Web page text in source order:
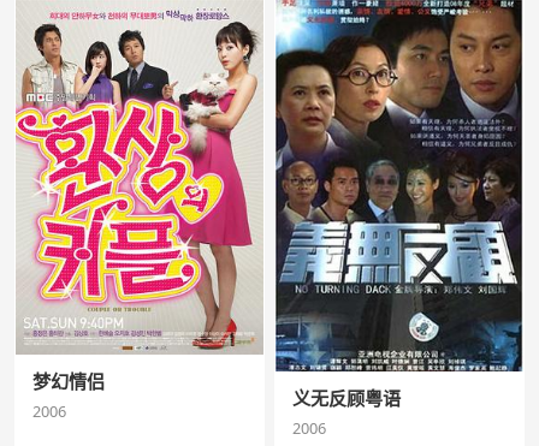
梦幻情侣
2006
义无反顾粤语
2006